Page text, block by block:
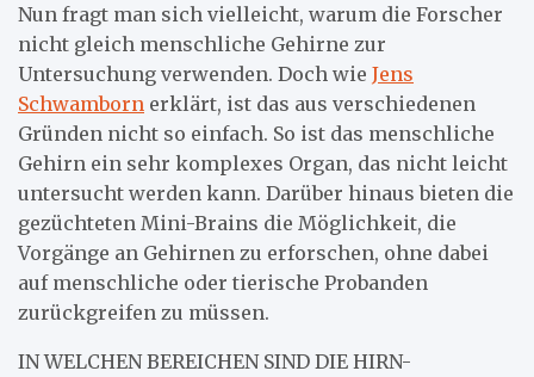
Nun fragt man sich vielleicht, warum die Forscher
nicht gleich menschliche Gehirne zur
Untersuchung verwenden. Doch wie Jens
Schwamborn erklärt, ist das aus verschiedenen
Gründen nicht so einfach. So ist das menschliche
Gehirn ein sehr komplexes Organ, das nicht leicht
untersucht werden kann. Darüber hinaus bieten die
gezüchteten Mini-Brains die Möglichkeit, die
Vorgänge an Gehirnen zu erforschen, ohne dabei
auf menschliche oder tierische Probanden
zurückgreifen zu müssen.
IN WELCHEN BEREICHEN SIND DIE HIRN-